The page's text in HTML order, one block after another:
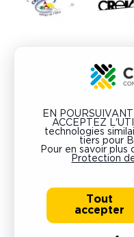
© 2026 Tous droits réservés
EN
ACCEPTEZ
technologies
tiers pour
Pour en savoir plus
Protection
Tout
accepter